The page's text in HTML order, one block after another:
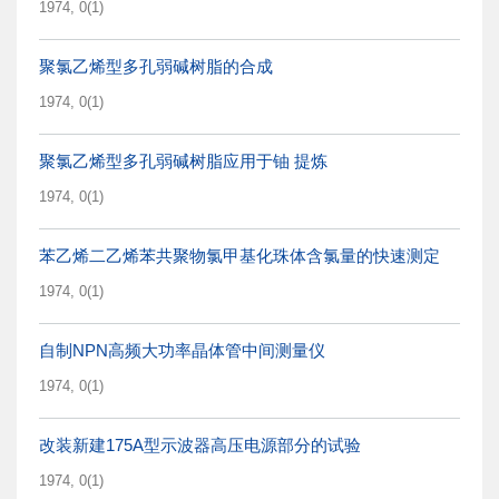
1974, 0(1)
聚氯乙烯型多孔弱碱树脂的合成
1974, 0(1)
聚氯乙烯型多孔弱碱树脂应用于铀 提炼
1974, 0(1)
苯乙烯二乙烯苯共聚物氯甲基化珠体含氯量的快速测定
1974, 0(1)
自制NPN高频大功率晶体管中间测量仪
1974, 0(1)
改装新建175A型示波器高压电源部分的试验
1974, 0(1)